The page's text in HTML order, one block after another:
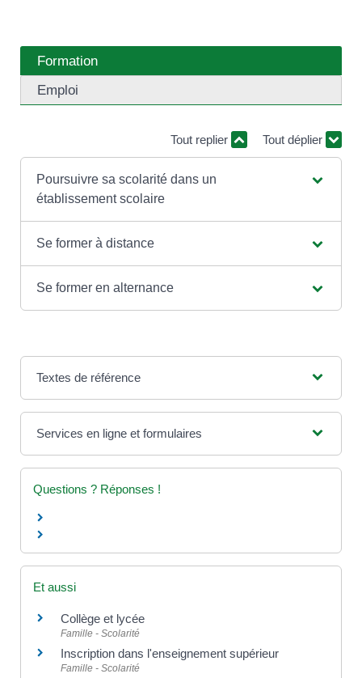
Formation
Emploi
Tout replier Tout déplier
Poursuivre sa scolarité dans un
établissement scolaire
Se former à distance
Se former en alternance
Textes de référence
Services en ligne et formulaires
Questions ? Réponses !
Et aussi
Collège et lycée
Famille - Scolarité
Inscription dans l'enseignement supérieur
Famille - Scolarité